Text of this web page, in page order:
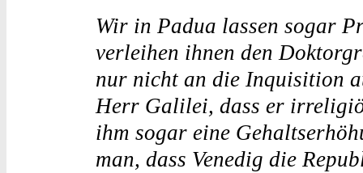
Wir in Padua lassen sogar
verleihen ihnen den
nur nicht an die Inquisition
Herr Galilei, dass er
ihm sogar eine
man, dass Venedig die